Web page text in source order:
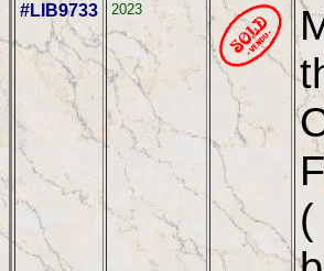
#LIB9733 2023